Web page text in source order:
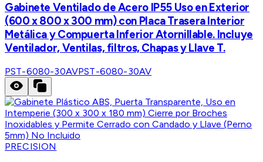
Gabinete Ventilado de Acero IP55 Uso en Exterior
(600 x 800 x 300 mm) con Placa Trasera Interior
Metálica y Compuerta Inferior Atornillable. Incluye
Ventilador, Ventilas, filtros, Chapas y Llave T.
PST-6080-30AVPST-6080-30AV
PRECISION